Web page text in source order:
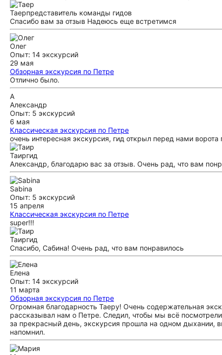
Таерпредставитель команды гидов
Спасибо вам за отзыв Надеюсь еще встретимся
Олег
Опыт: 14 экскурсий
29 мая
Обзорная экскурсия по Петре
Отлично было.
А
Александр
Опыт: 5 экскурсий
6 мая
Классическая экскурсия по Петре
очень интересная экскурсия, гид открыл перед нами
Таиргид
Александр, благодарю вас за отзыв. Очень рад, что вам
Sabina
Опыт: 5 экскурсий
15 апреля
Классическая экскурсия по Петре
super!!!
Таиргид
Спасибо, Сабина! Очень рад, что вам понравилось
Елена
Опыт: 14 экскурсий
11 марта
Обзорная экскурсия по Петре
Огромная благодарность Таеру! Очень содержательная
рассказывал нам о Петре. Следил, чтобы мы всё
за прекрасный день, экскурсия прошла на одном дыхании,
напомнил.